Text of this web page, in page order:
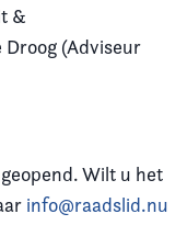
&
Droog (Adviseur
Wilt u het
info@raadslid.nu